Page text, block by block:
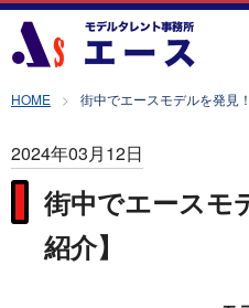
HOME 街中でエースモデルを発見
2024年03月12日
街中でエースモ
紹介】